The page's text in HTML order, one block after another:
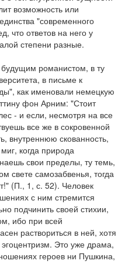
возможность или
"современного
что ответов на него у
степени разные.
романистом, в ту
в письме к
как именовали немецкую
фон Арним: "Стоит
- и если, несмотря на все
все же в сокровенной
внутреннюю скованность,
когда природа
свои пределы, ту темь,
свете самозабвенья, тогда
(П., 1, с. 52). Человек
с ним стремится
подчинить своей стихии,
ибо при всей
раствориться в ней, хотя
Это уже драма,
героев ни Пушкина,